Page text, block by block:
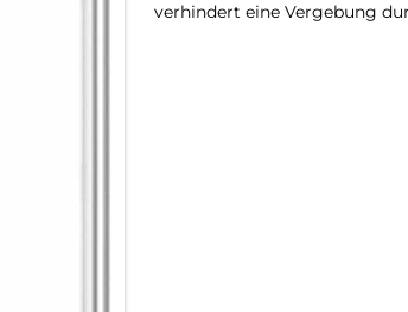
verhindert eine Vergebung